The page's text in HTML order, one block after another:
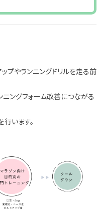
プやランニングドリルを走る前
ニングフォーム改善につながる
います。